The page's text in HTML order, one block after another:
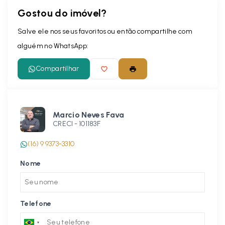
Gostou do imóvel?
Salve ele nos seus favoritos ou então compartilhe com
alguém no WhatsApp:
Compartilhar
Marcio Neves Fava
CRECI - 101183F
(16) 9 9373-3310
Nome
Telefone